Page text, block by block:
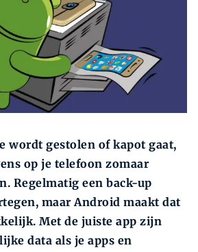
wordt gestolen of kapot gaat,
op je telefoon zomaar
Regelmatig een back-up
maar Android maakt dat
Met de juiste app zijn
data als je apps en